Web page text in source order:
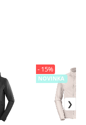
NOVINKA
- 15%